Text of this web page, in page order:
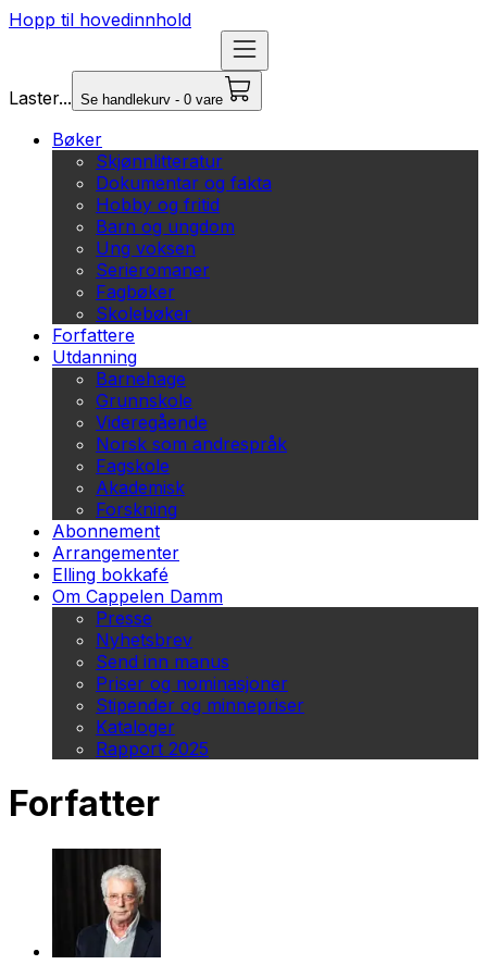
Hopp til hovedinnhold
Laster... Se handlekurv - 0 vare
Bøker
Skjønnlitteratur
Dokumentar og fakta
Hobby og fritid
Barn og ungdom
Ung voksen
Serieromaner
Fagbøker
Skolebøker
Forfattere
Utdanning
Barnehage
Grunnskole
Videregående
Norsk som andrespråk
Fagskole
Akademisk
Forskning
Abonnement
Arrangementer
Elling bokkafé
Om Cappelen Damm
Presse
Nyhetsbrev
Send inn manus
Priser og nominasjoner
Stipender og minnepriser
Kataloger
Rapport 2025
Forfatter